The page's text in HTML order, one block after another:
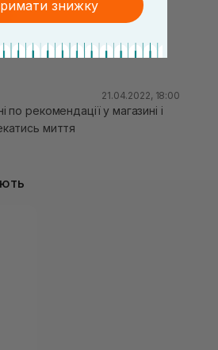
21.04.2022, 18:00
по рекомендації у магазині і
миття
знижку